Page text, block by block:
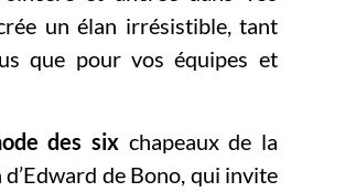
un élan irrésistible, tant
que pour vos équipes et
des six chapeaux de la
de Bono, qui invite